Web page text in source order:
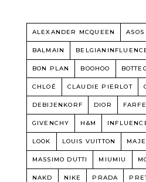
ALEXANDER MCQUEEN ASOS
BALMAIN
BON PLAN BOOHOO
CHLOÉ CLAUDIE PIERLOT
DEBIJENKORF DIOR
GIVENCHY H&M
LOOK LOUIS VUITTON MAJE
MASSIMO DUTTI MIUMIU
NAKD NIKE PRADA